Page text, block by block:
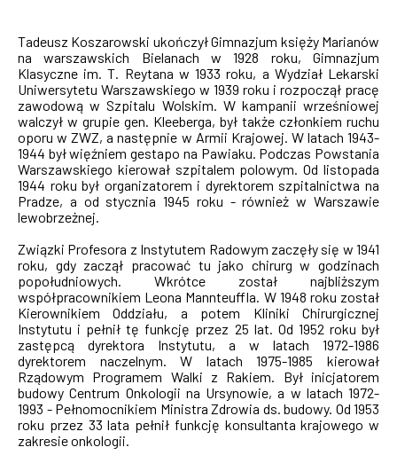
Tadeusz Koszarowski ukończył Gimnazjum księży Marianów
na warszawskich Bielanach w 1928 roku, Gimnazjum
Klasyczne im. T. Reytana w 1933 roku, a Wydział Lekarski
Uniwersytetu Warszawskiego w 1939 roku i rozpoczął pracę
zawodową w Szpitalu Wolskim. W kampanii wrześniowej
walczył w grupie gen. Kleeberga, był także członkiem ruchu
oporu w ZWZ, a następnie w Armii Krajowej. W latach 1943-
1944 był więźniem gestapo na Pawiaku. Podczas Powstania
Warszawskiego kierował szpitalem polowym. Od listopada
1944 roku był organizatorem i dyrektorem szpitalnictwa na
Pradze, a od stycznia 1945 roku - również w Warszawie
lewobrzeżnej.
Związki Profesora z Instytutem Radowym zaczęły się w 1941
roku, gdy zaczął pracować tu jako chirurg w godzinach
popołudniowych. Wkrótce został najbliższym
współpracownikiem Leona Mannteuffla. W 1948 roku został
Kierownikiem Oddziału, a potem Kliniki Chirurgicznej
Instytutu i pełnił tę funkcję przez 25 lat. Od 1952 roku był
zastępcą dyrektora Instytutu, a w latach 1972-1986
dyrektorem naczelnym. W latach 1975-1985 kierował
Rządowym Programem Walki z Rakiem. Był inicjatorem
budowy Centrum Onkologii na Ursynowie, a w latach 1972-
1993 - Pełnomocnikiem Ministra Zdrowia ds. budowy. Od 1953
roku przez 33 lata pełnił funkcję konsultanta krajowego w
zakresie onkologii.